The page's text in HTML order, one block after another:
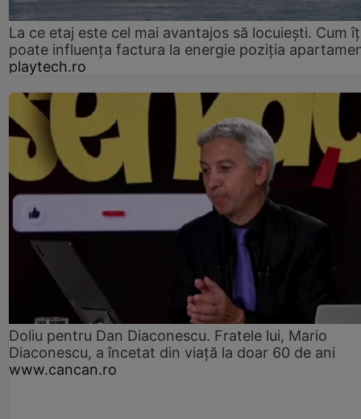
La ce etaj este cel mai avantajos să locuiești. Cum
poate influența factura la energie poziția
playtech.ro
Doliu pentru Dan Diaconescu. Fratele lui, Mario
Diaconescu, a încetat din viață la doar 60 de ani
www.cancan.ro